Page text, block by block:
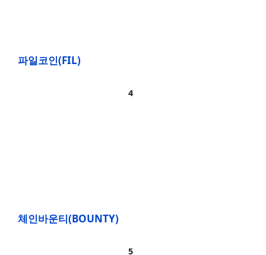
파일코인(FIL)
체인바운티(BOUNTY)